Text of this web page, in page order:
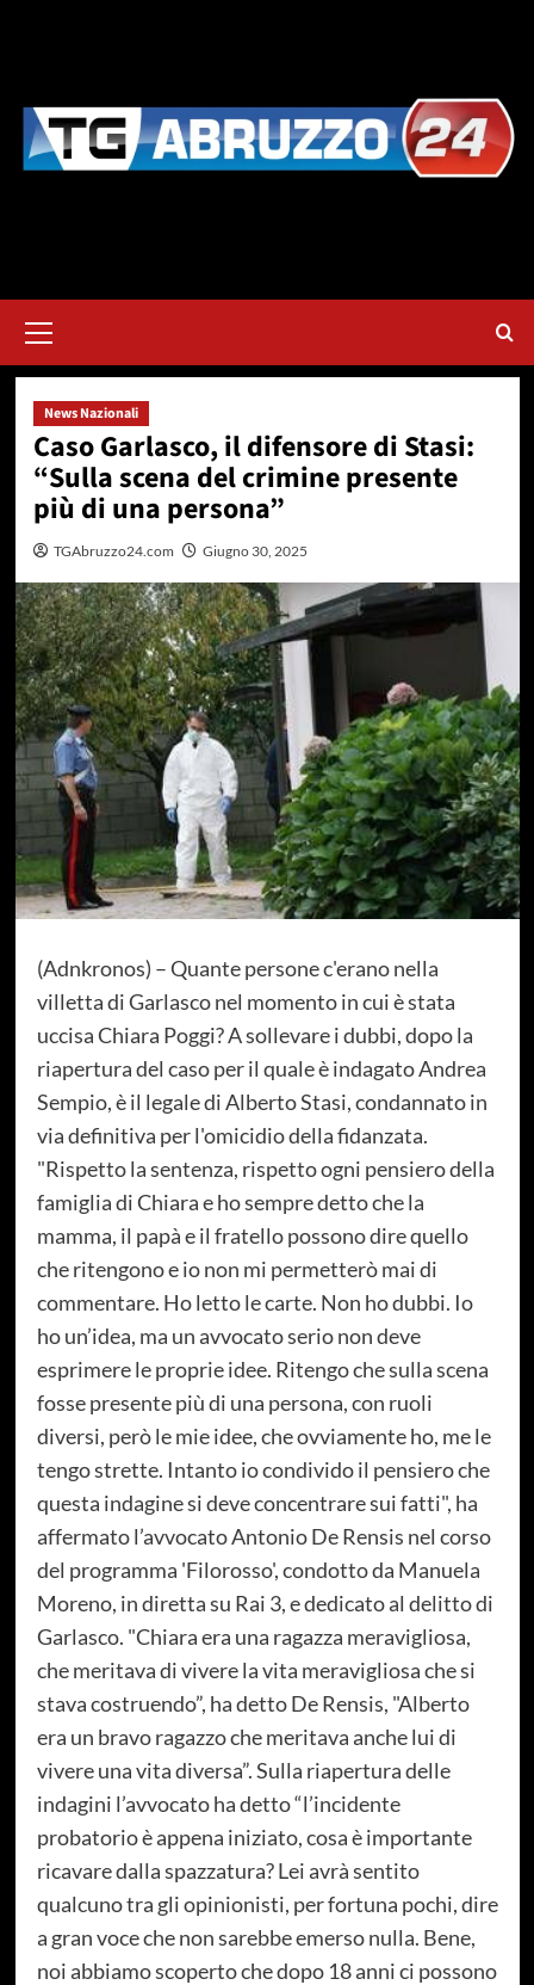
principale
News Nazionali
Caso Garlasco, il difensore di Stasi:
“Sulla scena del crimine presente
più di una persona”
TGAbruzzo24.com Giugno 30, 2025
(Adnkronos) – Quante persone c'erano nella
villetta di Garlasco nel momento in cui è stata
uccisa Chiara Poggi? A sollevare i dubbi, dopo la
riapertura del caso per il quale è indagato Andrea
Sempio, è il legale di Alberto Stasi, condannato in
via definitiva per l'omicidio della fidanzata.
"Rispetto la sentenza, rispetto ogni pensiero della
famiglia di Chiara e ho sempre detto che la
mamma, il papà e il fratello possono dire quello
che ritengono e io non mi permetterò mai di
commentare. Ho letto le carte. Non ho dubbi. Io
ho un’idea, ma un avvocato serio non deve
esprimere le proprie idee. Ritengo che sulla scena
fosse presente più di una persona, con ruoli
diversi, però le mie idee, che ovviamente ho, me le
tengo strette. Intanto io condivido il pensiero che
questa indagine si deve concentrare sui fatti", ha
affermato l’avvocato Antonio De Rensis nel corso
del programma 'Filorosso', condotto da Manuela
Moreno, in diretta su Rai 3, e dedicato al delitto di
Garlasco. "Chiara era una ragazza meravigliosa,
che meritava di vivere la vita meravigliosa che si
stava costruendo”, ha detto De Rensis, "Alberto
era un bravo ragazzo che meritava anche lui di
vivere una vita diversa”. Sulla riapertura delle
indagini l’avvocato ha detto “l’incidente
probatorio è appena iniziato, cosa è importante
ricavare dalla spazzatura? Lei avrà sentito
qualcuno tra gli opinionisti, per fortuna pochi, dire
a gran voce che non sarebbe emerso nulla. Bene,
noi abbiamo scoperto che dopo 18 anni ci possono